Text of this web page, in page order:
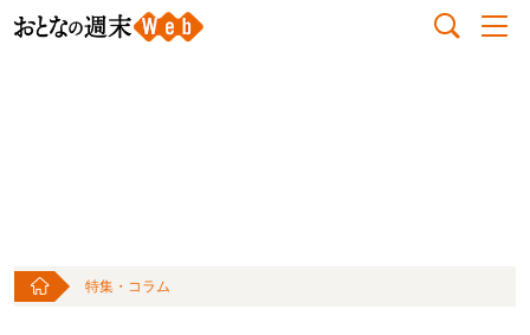
特集・コラム